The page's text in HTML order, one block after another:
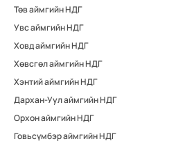
Төв аймгийн НДГ
Увс аймгийн НДГ
Ховд аймгийн НДГ
Хөвсгөл аймгийн НДГ
Хэнтий аймгийн НДГ
Дархан-Уул аймгийн НДГ
Орхон аймгийн НДГ
Говьсүмбэр аймгийн НДГ